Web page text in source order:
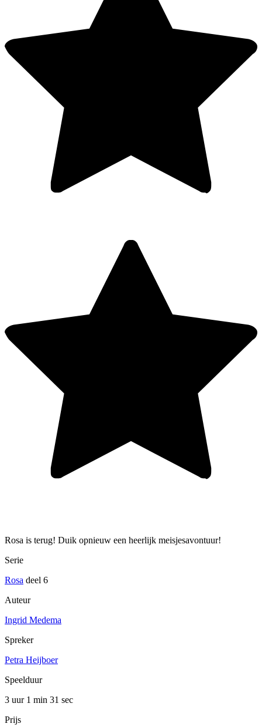
Rosa is terug! Duik opnieuw een heerlijk meisjesavontuur!
Serie
Rosa deel 6
Auteur
Ingrid Medema
Spreker
Petra Heijboer
Speelduur
3 uur 1 min 31 sec
Prijs